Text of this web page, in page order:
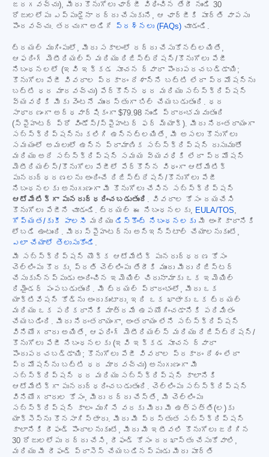
జరగవచ్చు), మీరు కొనుగోలు ఛార్జీ విధించిన తేదీ నుండి 30
రోజులలోపు ఎప్పుడైనా రద్దు చేసుకుని, ఆ ఛార్జీకి పూర్తి వాపసు
పొందవచ్చు. తరచుగా అడిగే
ప్రశ్నలు (FAQs) చూడండి.
ట్రయల్ ముగింపులో, మీరు సకాలంలో రద్దు చేసుకోనట్లయితే,
ఆఫరింగ్ మెటీరియల్స్ మరియు రిజిస్ట్రేషన్/కొనుగోలు పేజీ
నిబంధనలలో (ఇవి ఇక్కడ సూచన ద్వారా పొందుపరచబడ్డాయి;
కొనుగోలు పేజీ వివరాల ప్రకారం దేశాన్ని బట్టి లేదా ప్రమోషన్‌ను
బట్టి ధర మారవచ్చు) పేర్కొన్న ధర మరియు సబ్‌స్క్రిప్షన్
వ్యవధికి మీకు వెంటనే ముందస్తుగా బిల్ చేయబడుతుంది. ధర
సాధారణంగా అర్ధవార్షికంగా $79.98 నుండి ప్రారంభమవుతుంది
(స్పైహంటర్ ప్రో విండోస్/స్పైహంటర్ ఫర్ మ్యాక్). మీరు నిరంతరాయంగా
సబ్‌స్క్రిప్షన్‌ను కలిగి ఉన్నట్లయితే, మీ అసలు కొనుగోలు
సమయంలో అమలులో ఉన్న ప్రామాణిక సబ్‌స్క్రిప్షన్ రుసుముతో
మరియు అదే సబ్‌స్క్రిప్షన్ సమయ వ్యవధికి లేదా ప్రమోషన్
మెటీరియల్స్/కొనుగోలు పేజీలో పేర్కొన్న విధంగా ఆటోమేటిక్
పునరుద్ధరణలను అందించే రిజిస్ట్రేషన్/కొనుగోలు పేజీ
నిబంధనలకు అనుగుణంగా మీ కొనుగోలు చేసిన సబ్‌స్క్రిప్షన్
ఆటోమేటిక్‌గా పునరుద్ధరించబడుతుంది . వివరాల కోసం దయచేసి
కొనుగోలు పేజీని చూడండి. ట్రయల్ ఈ నిబంధనలకు, EULA/TOS,
గోప్యత/కుకీ పాలసీ మరియు డిస్కౌంట్ నిబంధనలకు మీ అంగీకారానికి
లోబడి ఉంటుంది. మీరు స్పైహంటర్‌ను అన్‌ఇన్‌స్టాల్ చేయాలనుకుంటే,
ఎలా చేయాలో తెలుసుకోండి .
మీ సబ్‌స్క్రిప్షన్ యొక్క ఆటోమేటిక్ పునరుద్ధరణ కోసం
చెల్లింపు కొరకు, ప్రతి చెల్లింపు తేదీకి ముందు మీరు రిజిస్టర్
చేసుకున్నప్పుడు అందించిన ఇమెయిల్ చిరునామాకు ఒక ఇమెయిల్
రిమైండర్ పంపబడుతుంది. మీ ట్రయల్ ప్రారంభంలో, మీరు ఒక
యాక్టివేషన్ కోడ్‌ను అందుకుంటారు, ఇది ఒక ఖాతాకు ఒక ట్రయల్
మరియు ఒక పరికరానికి మాత్రమే ఉపయోగించడానికి పరిమితం
చేయబడింది. మీరు నిరంతరాయంగా, అంతరాయం లేని సబ్‌స్క్రిప్షన్
వినియోగదారు అయితే, ఆఫరింగ్ మెటీరియల్స్ మరియు రిజిస్ట్రేషన్/
కొనుగోలు పేజీ నిబంధనలకు (ఇవి ఇక్కడ సూచన ద్వారా
పొందుపరచబడ్డాయి; కొనుగోలు పేజీ వివరాల ప్రకారం దేశం లేదా
ప్రమోషన్‌ను బట్టి ధర మారవచ్చు) అనుగుణంగా మీ
సబ్‌స్క్రిప్షన్ ధర మరియు సబ్‌స్క్రిప్షన్ కాలానికి
ఆటోమేటిక్‌గా పునరుద్ధరించబడుతుంది. చెల్లింపు సబ్‌స్క్రిప్షన్
వినియోగదారుల కోసం, మీరు రద్దు చేస్తే, మీ చెల్లింపు
సబ్‌స్క్రిప్షన్ కాలం ముగిసే వరకు మీరు మీ ఉత్పత్తి(ల)కు
యాక్సెస్‌ను కొనసాగిస్తారు. మీరు మీ ప్రస్తుత సబ్‌స్క్రిప్షన్
కాలానికి రీఫండ్ పొందాలనుకుంటే, మీరు మీ ఇటీవలి కొనుగోలు జరిగిన
30 రోజులలోపు రద్దు చేసి, రీఫండ్ కోసం దరఖాస్తు చేసుకోవాలి,
మరియు మీ రీఫండ్ ప్రాసెస్ చేయబడినప్పుడు మీరు పూర్తి